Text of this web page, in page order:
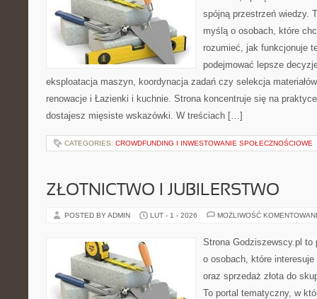
spójną przestrzeń wiedzy.
myślą o osobach, które
rozumieć, jak funkcjonuje
podejmować lepsze
eksploatacja maszyn, koordynacja zadań czy selekcja
renowacje i Łazienki i kuchnie. Strona koncentruje się na
dostajesz mięsiste wskazówki. W treściach […]
CATEGORIES: CROWDFUNDING I INWESTOWANIE SPOŁECZNOŚCIOWE
ZŁOTNICTWO I JUBILERSTWO
POSTED BY ADMIN LUT - 1 - 2026 MOŻLIWOŚĆ
Strona Godziszewscy.pl to
o osobach, które
oraz sprzedaż złota do
To portal tematyczny, w